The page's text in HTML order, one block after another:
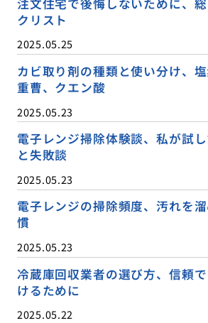
注文住宅で後悔しないために、
クリスト
2025.05.25
カビ取り剤の種類と使い分け、塩
重曹、クエン酸
2025.05.23
電子レンジ掃除体験談、私が試
と失敗談
2025.05.23
電子レンジの掃除頻度、汚れを
慣
2025.05.23
冷蔵庫回収業者の選び方、信頼
けるために
2025.05.22